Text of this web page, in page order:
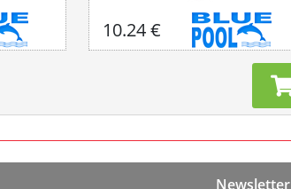
10.24 €
Newsletter